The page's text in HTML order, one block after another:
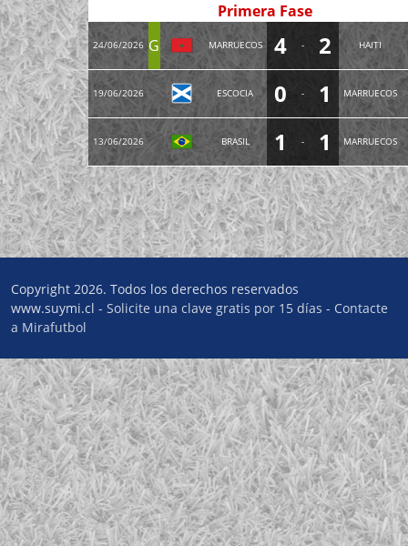
Primera Fase
24/06/2026 G MARRUECOS 4 - 2 HAITI
19/06/2026 ESCOCIA 0 - 1 MARRUECOS
13/06/2026 BRASIL 1 - 1 MARRUECOS
Copyright 2026. Todos los derechos reservados
www.suymi.cl - Solicite una clave gratis por 15 días - Contacte
a Mirafutbol